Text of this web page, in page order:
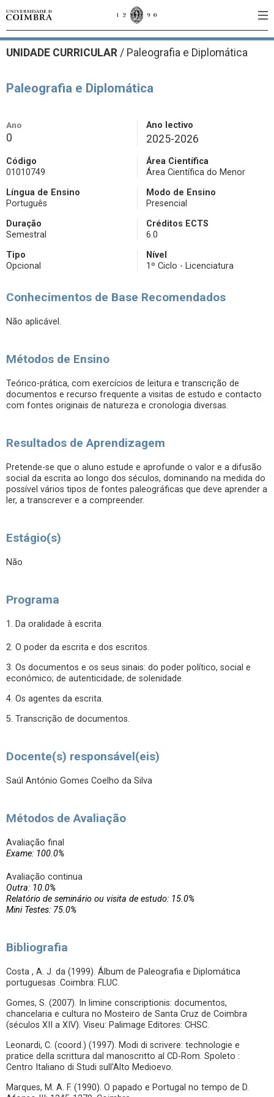
UNIDADE CURRICULAR / Paleografia e Diplomática
Paleografia e Diplomática
Ano
0
Ano lectivo
2025-2026
Código
01010749
Área Científica
Área Científica do Menor
Língua de Ensino
Português
Modo de Ensino
Presencial
Duração
Semestral
Créditos ECTS
6.0
Tipo
Opcional
Nível
1º Ciclo - Licenciatura
Conhecimentos de Base Recomendados
Não aplicável.
Métodos de Ensino
Teórico-prática, com exercícios de leitura e transcrição de
documentos e recurso frequente a visitas de estudo e contacto
com fontes originais de natureza e cronologia diversas.
Resultados de Aprendizagem
Pretende-se que o aluno estude e aprofunde o valor e a difusão
social da escrita ao longo dos séculos, dominando na medida do
possível vários tipos de fontes paleográficas que deve aprender a
ler, a transcrever e a compreender.
Estágio(s)
Não
Programa
1. Da oralidade à escrita.
2. O poder da escrita e dos escritos.
3. Os documentos e os seus sinais: do poder político, social e
económico; de autenticidade; de solenidade.
4. Os agentes da escrita.
5. Transcrição de documentos.
Docente(s) responsável(eis)
Saúl António Gomes Coelho da Silva
Métodos de Avaliação
Avaliação final
Exame: 100.0%
Avaliação continua
Outra: 10.0%
Relatório de seminário ou visita de estudo: 15.0%
Mini Testes: 75.0%
Bibliografia
Costa , A. J. da (1999). Álbum de Paleografia e Diplomática
portuguesas .Coimbra: FLUC.
Gomes, S. (2007). In limine conscriptionis: documentos,
chancelaria e cultura no Mosteiro de Santa Cruz de Coimbra
(séculos XII a XIV). Viseu: Palimage Editores: CHSC.
Leonardi, C. (coord.) (1997). Modi di scrivere: technologie e
pratice della scrittura dal manoscritto al CD-Rom. Spoleto :
Centro Italiano di Studi sull'Alto Medioevo.
Marques, M. A. F. (1990). O papado e Portugal no tempo de D.